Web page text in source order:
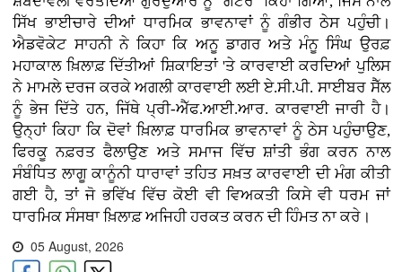
ਸਿੱਖ ਭਾਈਚਾਰੇ ਦੀਆਂ ਧਾਰਮਿਕ ਭਾਵਨਾਵਾਂ ਨੂੰ ਗੰਭੀਰ ਠੇਸ ਪਹੁੰਚੀ।
ਐਡਵੋਕੇਟ ਸਾਹਨੀ ਨੇ ਕਿਹਾ ਕਿ ਅਨੂ ਡਾਗਰ ਅਤੇ ਮੰਨੂ ਸਿੰਘ ਉਰਫ਼
ਮਹਾਕਾਲ ਖ਼ਿਲਾਫ਼ ਦਿੱਤੀਆਂ ਸ਼ਿਕਾਇਤਾਂ 'ਤੇ ਕਾਰਵਾਈ ਕਰਦਿਆਂ ਪੁਲਿਸ
ਨੇ ਮਾਮਲੇ ਦਰਜ ਕਰਕੇ ਅਗਲੀ ਕਾਰਵਾਈ ਲਈ ਏ.ਸੀ.ਪੀ. ਸਾਈਬਰ ਸੈੱਲ
ਨੂੰ ਭੇਜ ਦਿੱਤੇ ਹਨ, ਜਿੱਥੇ ਪ੍ਰੀ-ਐੱਫ.ਆਈ.ਆਰ. ਕਾਰਵਾਈ ਜਾਰੀ ਹੈ।
ਉਨ੍ਹਾਂ ਕਿਹਾ ਕਿ ਦੋਵਾਂ ਖ਼ਿਲਾਫ਼ ਧਾਰਮਿਕ ਭਾਵਨਾਵਾਂ ਨੂੰ ਠੇਸ ਪਹੁੰਚਾਉਣ,
ਫਿਰਕੂ ਨਫ਼ਰਤ ਫੈਲਾਉਣ ਅਤੇ ਸਮਾਜ ਵਿੱਚ ਸ਼ਾਂਤੀ ਭੰਗ ਕਰਨ ਨਾਲ
ਸੰਬੰਧਿਤ ਲਾਗੂ ਕਾਨੂੰਨੀ ਧਾਰਾਵਾਂ ਤਹਿਤ ਸਖ਼ਤ ਕਾਰਵਾਈ ਦੀ ਮੰਗ ਕੀਤੀ
ਗਈ ਹੈ, ਤਾਂ ਜੋ ਭਵਿੱਖ ਵਿੱਚ ਕੋਈ ਵੀ ਵਿਅਕਤੀ ਕਿਸੇ ਵੀ ਧਰਮ ਜਾਂ
ਧਾਰਮਿਕ ਸੰਸਥਾ ਖ਼ਿਲਾਫ਼ ਅਜਿਹੀ ਹਰਕਤ ਕਰਨ ਦੀ ਹਿੰਮਤ ਨਾ ਕਰੇ।
05 August, 2026